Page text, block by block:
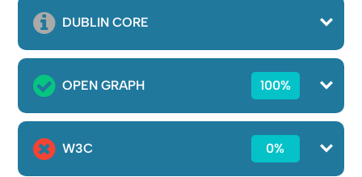
DUBLIN CORE
OPEN GRAPH 100%
W3C 0%